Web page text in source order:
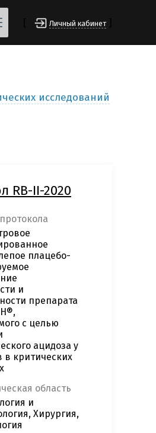
Личный кабинет
исследований
RB-II-2020
плацебо-
и
препарата
с целью
ацидоза у
в критических
область
и
Хирургия,